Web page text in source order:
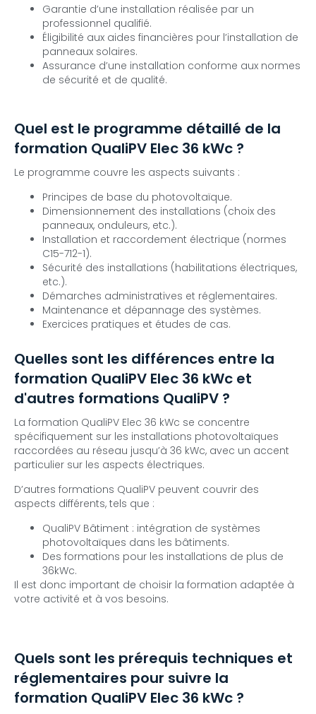
Garantie d’une installation réalisée par un
professionnel qualifié.
Éligibilité aux aides financières pour l’installation de
panneaux solaires.
Assurance d’une installation conforme aux normes
de sécurité et de qualité.
Quel est le programme détaillé de la
formation QualiPV Elec 36 kWc ?
Le programme couvre les aspects suivants :
Principes de base du photovoltaïque.
Dimensionnement des installations (choix des
panneaux, onduleurs, etc.).
Installation et raccordement électrique (normes
C15-712-1).
Sécurité des installations (habilitations électriques,
etc.).
Démarches administratives et réglementaires.
Maintenance et dépannage des systèmes.
Exercices pratiques et études de cas.
Quelles sont les différences entre la
formation QualiPV Elec 36 kWc et
d'autres formations QualiPV ?
La formation QualiPV Elec 36 kWc se concentre
spécifiquement sur les installations photovoltaïques
raccordées au réseau jusqu’à 36 kWc, avec un accent
particulier sur les aspects électriques.
D’autres formations QualiPV peuvent couvrir des
aspects différents, tels que :
QualiPV Bâtiment : intégration de systèmes
photovoltaïques dans les bâtiments.
Des formations pour les installations de plus de
36kWc.
Il est donc important de choisir la formation adaptée à
votre activité et à vos besoins.
Quels sont les prérequis techniques et
réglementaires pour suivre la
formation QualiPV Elec 36 kWc ?